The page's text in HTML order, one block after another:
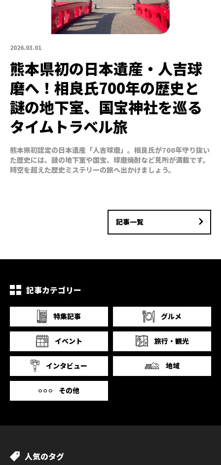
2026.03.01
熊本県初の日本遺産・人吉球
磨へ！相良氏700年の歴史と
謎の地下室、国宝神社を巡る
タイムトラベル旅
熊本県初認定の日本遺産「人吉球磨」。相良氏が700年守り抜い
た歴史には、謎の地下室や国宝、球磨焼酎など見所が満載です。
時空を超えた歴史ミステリーの旅へ出かけましょう。
記事一覧
記事カテゴリー
特集記事 グルメ
イベント 旅行・観光
インタビュー 地域
その他
人気のタグ